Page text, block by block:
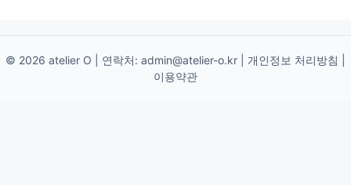
© 2026 atelier O | 연락처: admin@atelier-o.kr 개인정보 처리방침
이용약관